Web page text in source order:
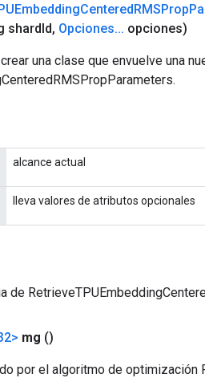
CenteredRMSProp
shardId, Opciones... opciones)
una clase que envuelve una
alcance actual
lleva valores de atributos opcionales
de
mg ()
por el algoritmo de optimización